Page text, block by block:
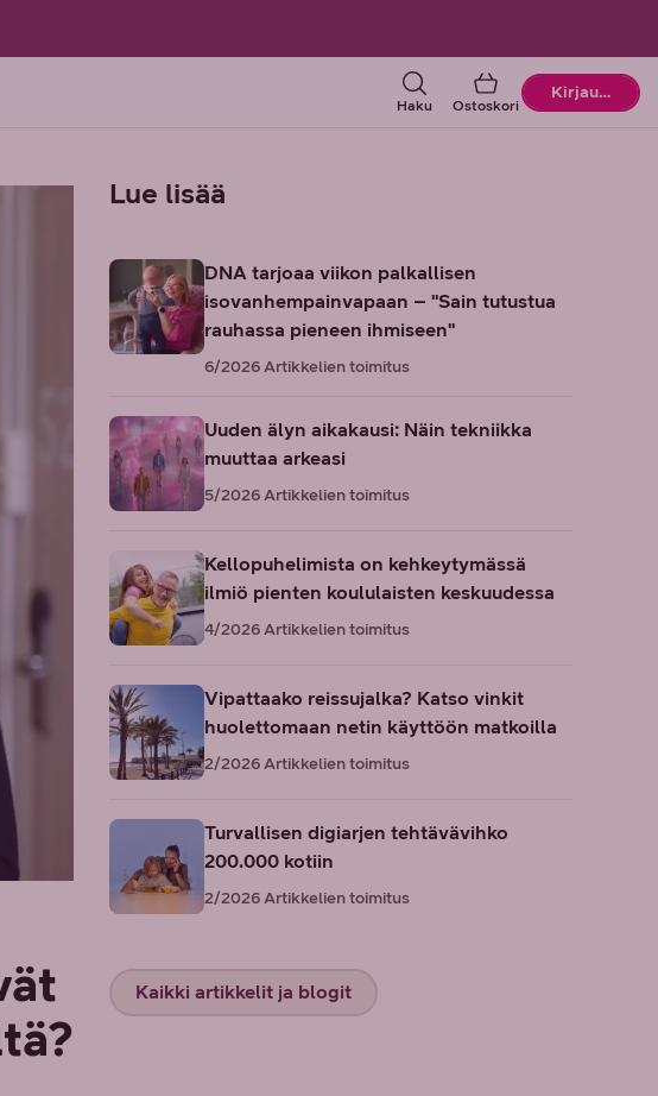
Haku Ostoskori
Ostoskori
Kirjaudu
Lue lisää
DNA tarjoaa viikon palkallisen
isovanhempainvapaan – "Sain tutustua
rauhassa pieneen ihmiseen"
6/2026Artikkelien toimitus
Uuden älyn aikakausi: Näin tekniikka
muuttaa arkeasi
5/2026Artikkelien toimitus
Kellopuhelimista on kehkeytymässä
ilmiö pienten koululaisten keskuudessa
4/2026Artikkelien toimitus
Vipattaako reissujalka? Katso vinkit
huolettomaan netin käyttöön matkoilla
2/2026Artikkelien toimitus
Turvallisen digiarjen tehtävävihko
200.000 kotiin
2/2026Artikkelien toimitus
Kaikki artikkelit ja blogit